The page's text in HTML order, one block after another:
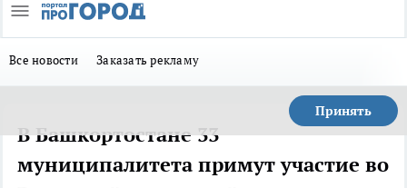
Все новости Заказать рекламу
Принять
В Башкортостане 33
муниципалитета примут участие во